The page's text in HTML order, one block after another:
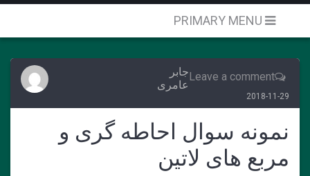
Leave a commentجابر
عامری
2018-11-29
نمونه سوال احاطه گری و
مربع های لاتین